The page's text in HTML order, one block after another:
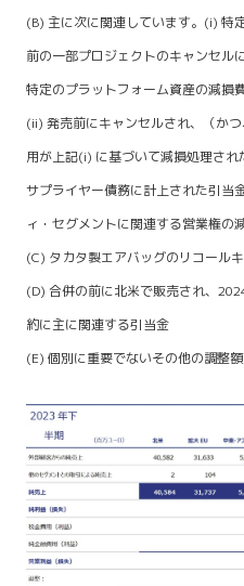
(B) 主に次に関連しています。(i) 特
前の一部プロジェクトのキャンセル
特定のプラットフォーム資産の減損
(ii) 発売前にキャンセルされ、（か
用が上記(i) に基づいて減損処理され
サプライヤー債務に計上された引
ィ・セグメントに関連する営業権の
(C) タカタ製エアバッグのリコール
(D) 合併の前に北米で販売され、
約に主に関連する引当金
(E) 個別に重要でないその他の調整